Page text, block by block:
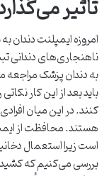
تأثیر
امروزه ایمپلنت دندان
ناهنجاری‌های دندانی
به دندان پزشک
باید بعد از این کار
کنند. در این میان
هستند. محافظت از
است زیرا استعمال
بررسی می‌کنیم که